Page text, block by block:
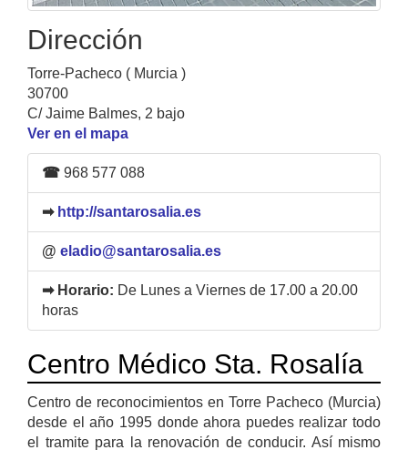
Dirección
Torre-Pacheco ( Murcia )
30700
C/ Jaime Balmes, 2 bajo
Ver en el mapa
☎ 968 577 088
➡ http://santarosalia.es
@ eladio@santarosalia.es
➡ Horario: De Lunes a Viernes de 17.00 a 20.00
horas
Centro Médico Sta. Rosalía
Centro de reconocimientos en Torre Pacheco (Murcia)
desde el año 1995 donde ahora puedes realizar todo
el tramite para la renovación de conducir. Así mismo